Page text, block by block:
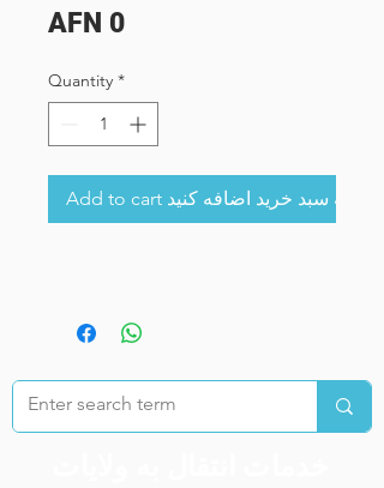
AFN 0Price
Quantity *
Add to cart به سبد خرید اضافه کنید